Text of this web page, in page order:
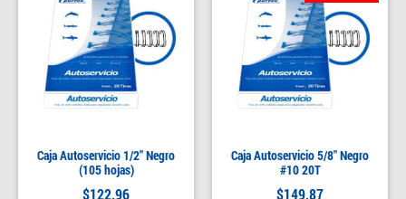
Caja Autoservicio 1/2″ Negro
(105 hojas)
$122.96
Caja Autoservicio 5/8″ Negro
#10 20T
$149.87